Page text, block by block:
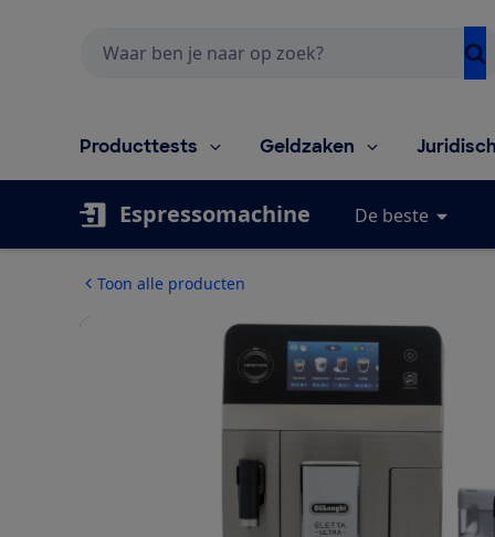
Producttests Geldzaken
Espressomachine De beste
Toon alle producten